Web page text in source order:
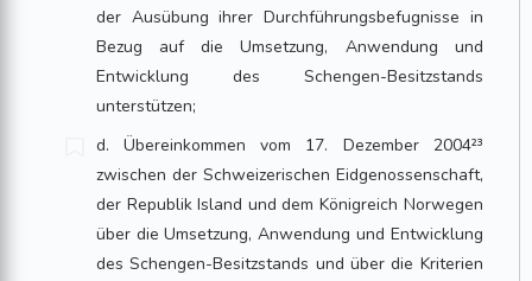
der Ausübung ihrer Durchführungsbefugnisse in
Bezug auf die Umsetzung, Anwendung und
Entwicklung des Schengen-Besitzstands
unterstützen;
d. Übereinkommen vom 17. Dezember 2004²³
zwischen der Schweizerischen Eidgenossenschaft,
der Republik Island und dem Königreich Norwegen
über die Umsetzung, Anwendung und Entwicklung
des Schengen-Besitzstands und über die Kriterien